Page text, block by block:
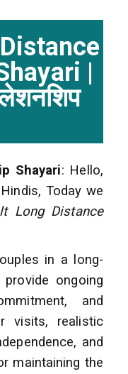
|
Shayari: Hello,
Today we
Long Distance
in a long-
ongoing
and
visits, realistic
and
maintaining the